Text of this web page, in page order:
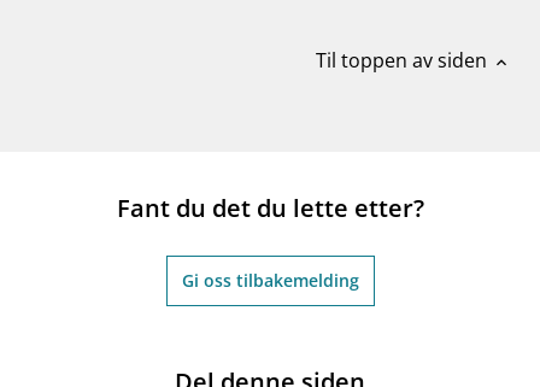
Til toppen av siden expand_less
Fant du det du lette etter?
Gi oss tilbakemelding